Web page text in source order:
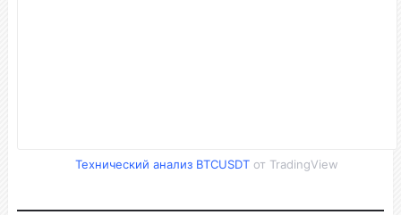
Технический анализ BTCUSDT от TradingView